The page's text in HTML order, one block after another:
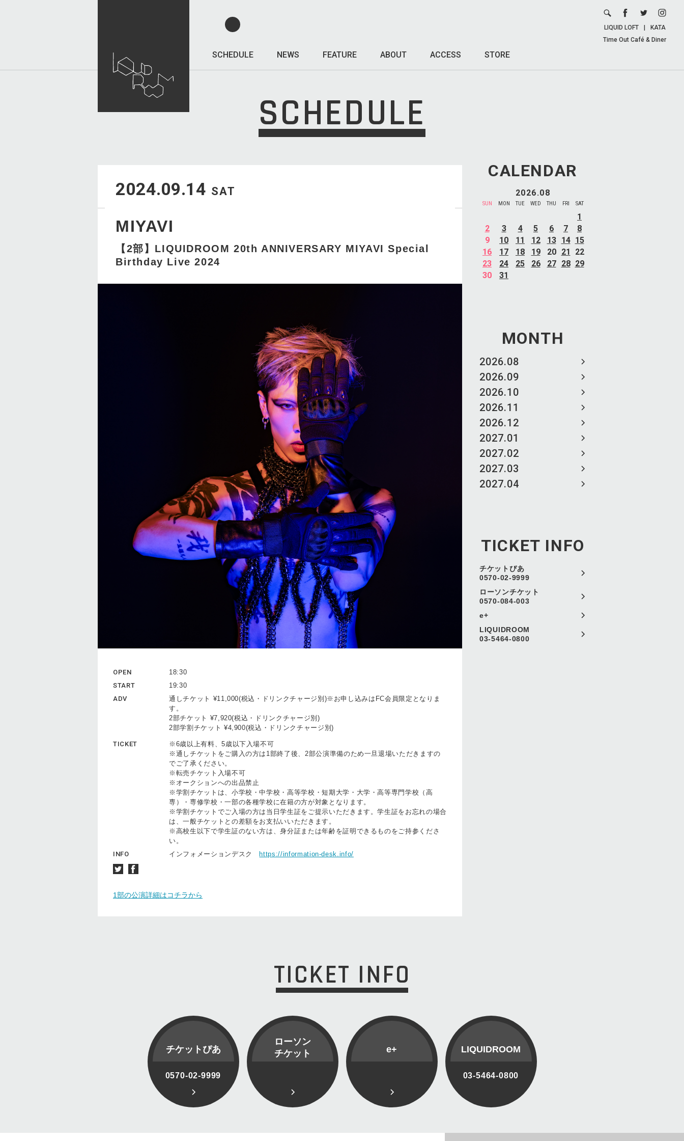
SCHEDULE NEWS FEATURE ABOUT ACCESS STORE
LIQUID LOFT
KATA
Time Out Café & Diner
SCHEDULE
CALENDAR
2026.08
SUN MON TUE WED THU FRI SAT
1
2
3 4 5 6 7
8
9
10 11 12 13 14 15
16
17 18 19 20 21
22
23
24 25 26 27 28 29
30
31
MONTH
2026.08
2026.09
2026.10
2026.11
2026.12
2027.01
2027.02
2027.03
2027.04
TICKET INFO
チケットぴあ
0570-02-9999
ローソンチケット
0570-084-003
e+
LIQUIDROOM
03-5464-0800
2024.09.14 SAT
MIYAVI
【2部】LIQUIDROOM 20th ANNIVERSARY MIYAVI Special
Birthday Live 2024
OPEN
18:30
START
19:30
ADV
通しチケット ¥11,000(税込・ドリンクチャージ別)※お申し込みはFC会員限定となりま
す。
2部チケット ¥7,920(税込・ドリンクチャージ別)
2部学割チケット ¥4,900(税込・ドリンクチャージ別)
TICKET
※6歳以上有料、5歳以下入場不可
※通しチケットをご購入の方は1部終了後、2部公演準備のため一旦退場いただきますの
でご了承ください。
※転売チケット入場不可
※オークションへの出品禁止
※学割チケットは、小学校・中学校・高等学校・短期大学・大学・高等専門学校（高
専）・専修学校・一部の各種学校に在籍の方が対象となります。
※学割チケットでご入場の方は当日学生証をご提示いただきます。学生証をお忘れの場合
は、一般チケットとの差額をお支払いいただきます。
※高校生以下で学生証のない方は、身分証または年齢を証明できるものをご持参くださ
い。
INFO
インフォメーションデスク https://information-desk.info/
1部の公演詳細はコチラから
TICKET INFO
チケットぴあ
0570-02-9999
ローソン
チケット
e+ LIQUIDROOM
03-5464-0800